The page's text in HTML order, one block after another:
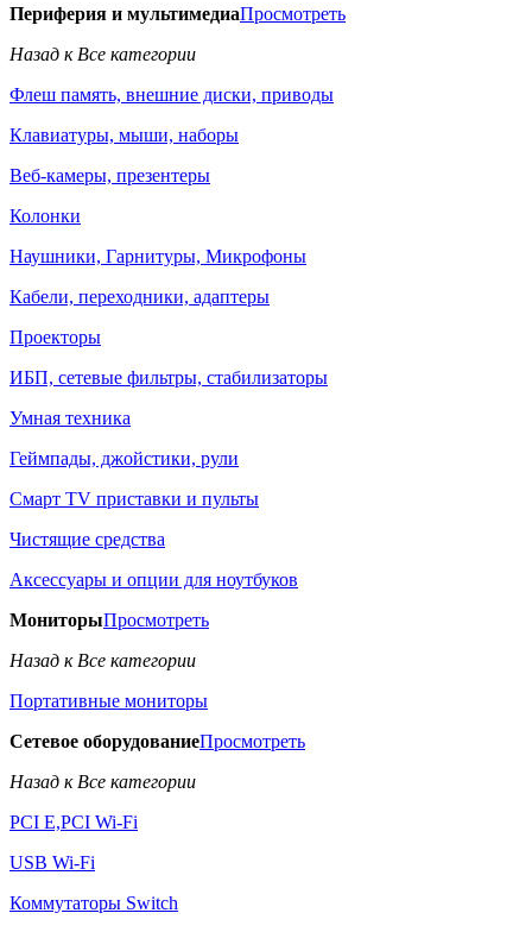
Периферия и мультимедиаПросмотреть
Назад к Все категории
Флеш память, внешние диски, приводы
Клавиатуры, мыши, наборы
Веб-камеры, презентеры
Колонки
Наушники, Гарнитуры, Микрофоны
Кабели, переходники, адаптеры
Проекторы
ИБП, сетевые фильтры, стабилизаторы
Умная техника
Геймпады, джойстики, рули
Смарт TV приставки и пульты
Чистящие средства
Аксессуары и опции для ноутбуков
МониторыПросмотреть
Назад к Все категории
Портативные мониторы
Сетевое оборудованиеПросмотреть
Назад к Все категории
PCI E,PCI Wi-Fi
USB Wi-Fi
Коммутаторы Switch